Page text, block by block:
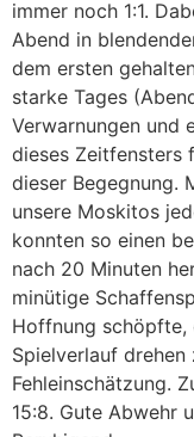
immer noch 1:1.
Abend in
dem ersten
starke Tages
Verwarnungen und
dieses Zeitfensters
dieser Begegnung.
unsere Moskitos
konnten so einen
nach 20 Minuten
minütige
Hoffnung schöpfte,
Spielverlauf drehen
Fehleinschätzung.
15:8. Gute Abwehr